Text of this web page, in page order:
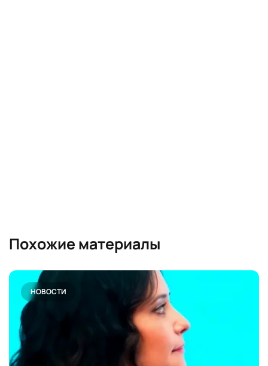
Похожие материалы
НОВОСТИ